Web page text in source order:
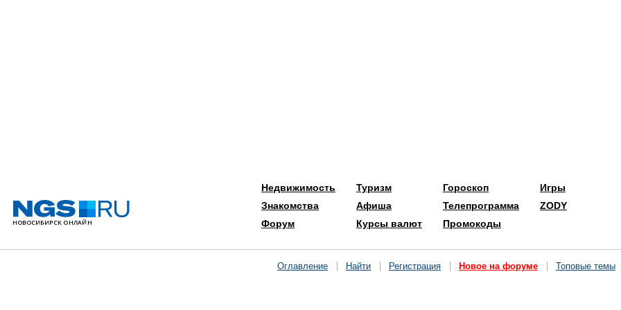
Недвижимость
Знакомства
Форум
Туризм
Афиша
Курсы валют
Гороскоп
Телепрограмма
Промокоды
Игры
ZODY
Оглавление Найти Регистрация Новое на форуме Топовые темы